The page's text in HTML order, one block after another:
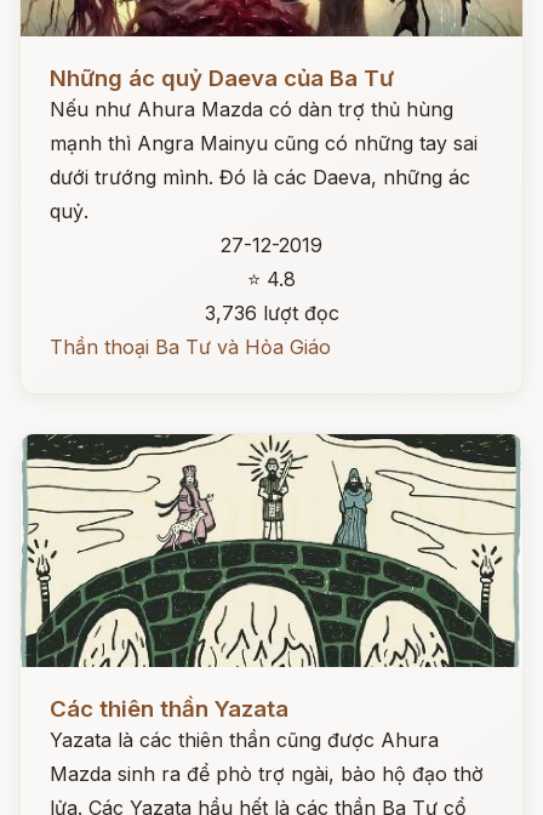
Những ác quỷ Daeva của Ba Tư
Nếu như Ahura Mazda có dàn trợ thủ hùng
mạnh thì Angra Mainyu cũng có những tay sai
dưới trướng mình. Đó là các Daeva, những ác
quỷ.
27-12-2019
⭐ 4.8
3,736 lượt đọc
Thần thoại Ba Tư và Hỏa Giáo
Các thiên thần Yazata
Yazata là các thiên thần cũng được Ahura
Mazda sinh ra để phò trợ ngài, bảo hộ đạo thờ
lửa. Các Yazata hầu hết là các thần Ba Tư cổ